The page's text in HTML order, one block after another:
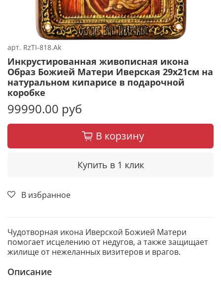
арт. RzTI-818.Ak
Инкрустированная живописная икона
Образ Божией Матери Иверская 29х21см на
натуральном кипарисе в подарочной
коробке
99990.00 руб
В корзину
Купить в 1 клик
В избранное
Чудотворная икона Иверской Божией Матери
помогает исцелению от недугов, а также защищает
жилище от нежеланных визитеров и врагов.
Описание